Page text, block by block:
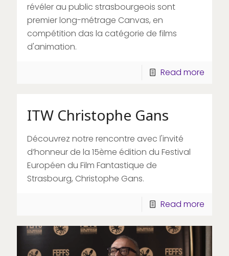
révéler au public strasbourgeois sont
premier long-métrage Canvas, en
compétition das la catégorie de films
d'animation.
Read more
ITW Christophe Gans
Découvrez notre rencontre avec l'invité
d’honneur de la 15ème édition du Festival
Européen du Film Fantastique de
Strasbourg, Christophe Gans.
Read more